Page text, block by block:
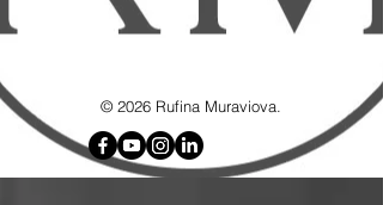
google7d4e4d8192715b6f.html
© 2026 Rufina Muraviova.